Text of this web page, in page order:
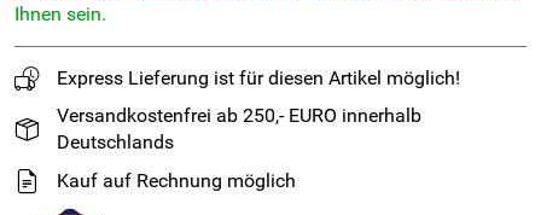
Ihnen sein.
Express Lieferung ist für diesen Artikel möglich!
Versandkostenfrei ab 250,- EURO innerhalb
Deutschlands
Kauf auf Rechnung möglich